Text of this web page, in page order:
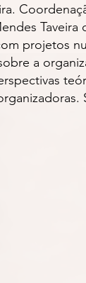
Taveira
projetos
a